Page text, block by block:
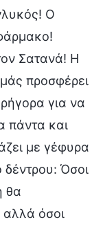
Ο
Σατανά! Η
προσφέρει
για να
πάντα και
με γέφυρα
δέντρου: Όσοι
θα
αλλά όσοι